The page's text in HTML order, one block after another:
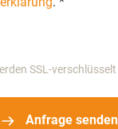
Anfrage senden
SSL-